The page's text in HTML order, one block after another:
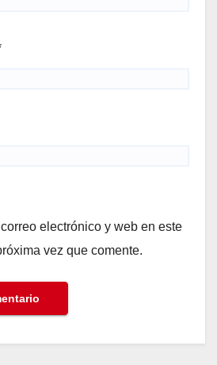
electrónico y web en este
vez que comente.